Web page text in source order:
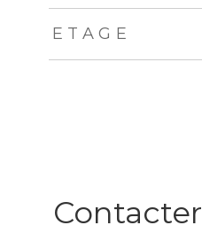
ETAGE
Contacter